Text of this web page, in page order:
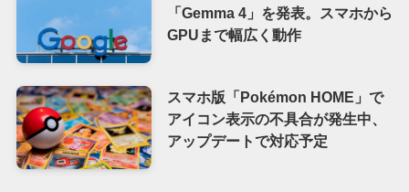
「Gemma 4」を発表。スマホから
GPUまで幅広く動作
スマホ版「Pokémon HOME」で
アイコン表示の不具合が発生中、
アップデートで対応予定